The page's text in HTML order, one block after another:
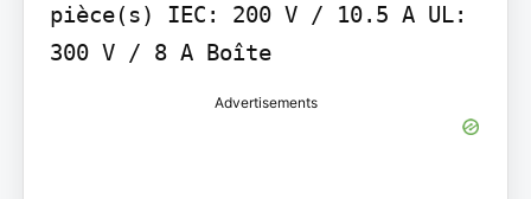
pièce(s) IEC: 200 V / 10.5 A UL:
300 V / 8 A Boîte
Advertisements